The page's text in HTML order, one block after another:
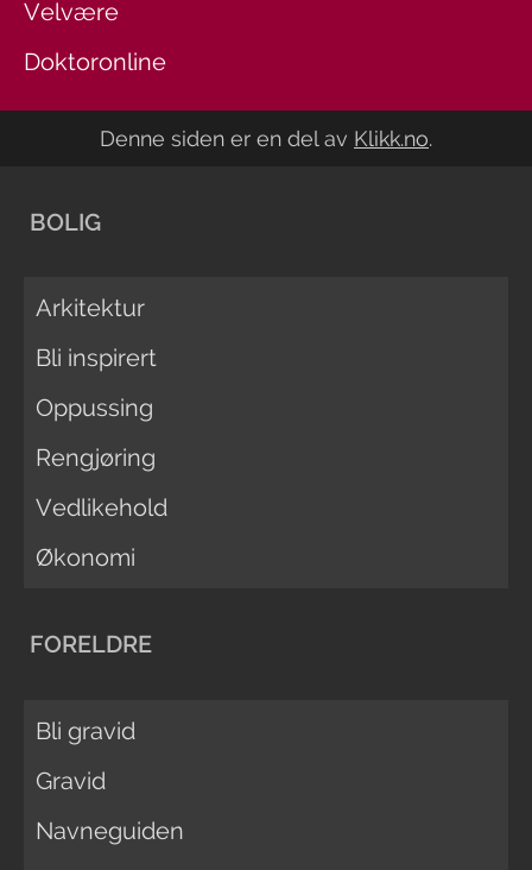
Velvære
Doktoronline
Denne siden er en del av Klikk.no.
BOLIG
Arkitektur
Bli inspirert
Oppussing
Rengjøring
Vedlikehold
Økonomi
FORELDRE
Bli gravid
Gravid
Navneguiden